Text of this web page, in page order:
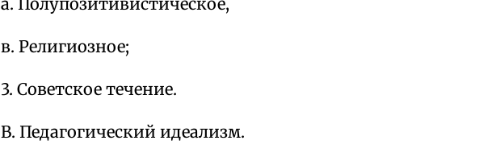
в. Религиозное;
3. Советское течение.
В. Педагогический идеализм.